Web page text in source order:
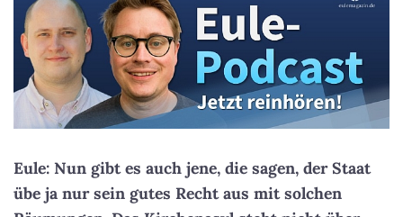
Eule: Nun gibt es auch jene, die sagen, der Staat
übe ja nur sein gutes Recht aus mit solchen